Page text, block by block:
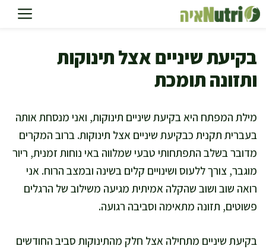
לדלג
לתוכן
בקיעת שיניים אצל תינוקות
ותזונה תומכת
מילת המפתח היא בקיעת שיניים תינוקות, ואני מנסחת אותה
בעברית תקנית כבקיעת שיניים אצל תינוקות. ברוב המקרים
מדובר בשלב התפתחותי טבעי שמלווה באי נוחות זמנית, ריור
מוגבר, צורך ללעוס ושינויים קלים בשינה ובמצב הרוח. אני
רואה שוב ושוב שהקלה אמיתית מגיעה משילוב של הרגלים
פשוטים, תזונה מתאימה וסביבה רגועה.
בקיעת שיניים מתחילה אצל חלק מהתינוקות סביב החודשים